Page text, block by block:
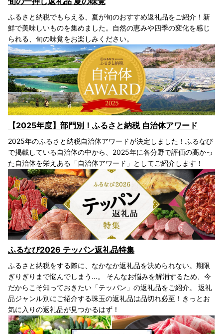
ふるさと納税でもらえる、夏が旬のおすすめ返礼品をご紹介！新
鮮で美味しいものを集めました。自然の恵みや四季の変化を感じ
られる、旬の味覚をお楽しみください。
【2025年度】部門別！ふるさと納税 自治体アワード
2025年のふるさと納税自治体アワードが決定しました！ふるなび
で掲載している自治体の中から、2025年に各分野で評価の高かっ
た自治体を栄えある「自治体アワード」としてご紹介します！
ふるなび2026 テッパン返礼品特集
ふるさと納税をする際に、なかなか返礼品を決められない。期限
ぎりぎりまで悩んでしまう…。 そんなお悩みを解消するため、今
だからこそ知っておきたい「テッパン」の返礼品をご紹介。 返礼
品ジャンル別にご紹介する珠玉の返礼品は品切れ必至！きっとお
気に入りの返礼品が見つかるはず！